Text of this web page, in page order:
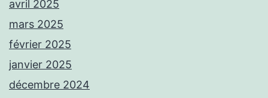
avril 2025
mars 2025
février 2025
janvier 2025
décembre 2024